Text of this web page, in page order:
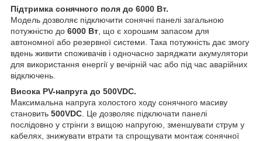
Підтримка сонячного поля до 6000 Вт.
Модель дозволяє підключити сонячні панелі загальною
потужністю до 6000 Вт , що є хорошим запасом для
автономної або резервної системи. Така потужність дає змогу
вдень живити споживачів і одночасно заряджати акумулятори
для використання енергії у вечірній час або під час аварійних
відключень.
Висока PV-напруга до 500VDC.
Максимальна напруга холостого ходу сонячного масиву
становить 500VDC . Це дозволяє підключати панелі
послідовно у стрінги з вищою напругою, зменшувати струм у
кабелях, знижувати втрати та спрощувати монтаж сонячної